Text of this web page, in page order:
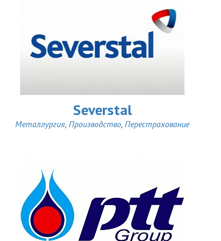
Severstal
Металлургия, Производство, Перестрахование